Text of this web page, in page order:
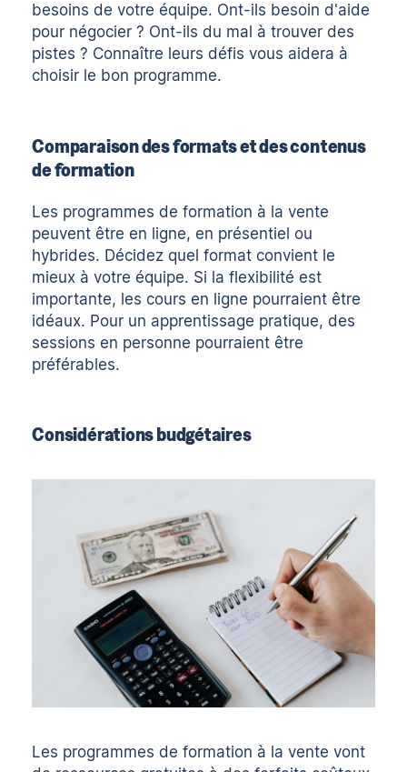
besoins de votre équipe. Ont-ils besoin d'aide
pour négocier ? Ont-ils du mal à trouver des
pistes ? Connaître leurs défis vous aidera à
choisir le bon programme.
Comparaison des formats et des contenus
de formation
Les programmes de formation à la vente
peuvent être en ligne, en présentiel ou
hybrides. Décidez quel format convient le
mieux à votre équipe. Si la flexibilité est
importante, les cours en ligne pourraient être
idéaux. Pour un apprentissage pratique, des
sessions en personne pourraient être
préférables.
Considérations budgétaires
Les programmes de formation à la vente vont